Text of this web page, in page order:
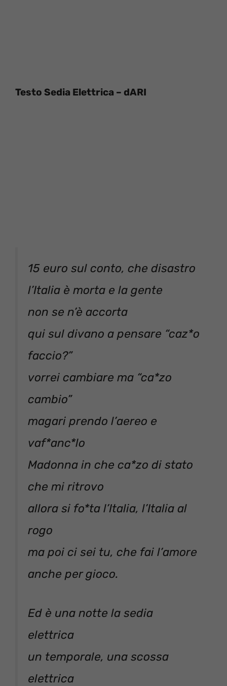
Testo Sedia Elettrica – dARI
15 euro sul conto, che disastro
l’Italia è morta e la gente
non se n’è accorta
qui sul divano a pensare “caz*o
faccio?”
vorrei cambiare ma “ca*zo
cambio”
magari prendo l’aereo e
vaf*anc*lo
Madonna in che ca*zo di stato
che mi ritrovo
allora si fo*ta l’Italia, l’Italia al
rogo
ma poi ci sei tu, che fai l’amore
anche per gioco.
Ed è una notte la sedia
elettrica
un temporale, una scossa
elettrica